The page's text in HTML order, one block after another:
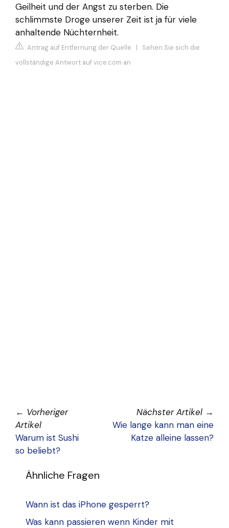
Geilheit und der Angst zu sterben. Die
schlimmste Droge unserer Zeit ist ja für viele
anhaltende Nüchternheit.
Antrag auf Entfernung der Quelle | Sehen Sie sich die
vollständige Antwort auf vice.com an
← Vorheriger
Artikel
Warum ist Sushi
so beliebt?
Nächster Artikel →
Wie lange kann man eine
Katze alleine lassen?
Ähnliche Fragen
Wann ist das iPhone gesperrt?
Was kann passieren wenn Kinder mit